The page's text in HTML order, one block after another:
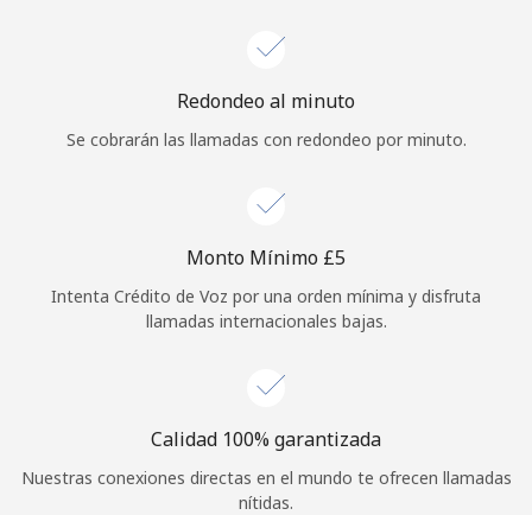
Redondeo al minuto
Se cobrarán las llamadas con redondeo por minuto.
Monto Mínimo ⁦£5⁩
Intenta Crédito de Voz por una orden mínima y disfruta
llamadas internacionales bajas.
Calidad 100% garantizada
Nuestras conexiones directas en el mundo te ofrecen llamadas
nítidas.